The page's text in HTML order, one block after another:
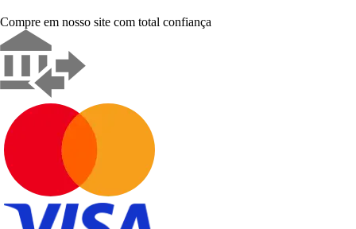
Compre em nosso site com total confiança